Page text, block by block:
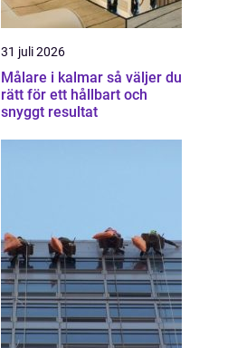
31 juli 2026
Målare i kalmar så väljer du
rätt för ett hållbart och
snyggt resultat